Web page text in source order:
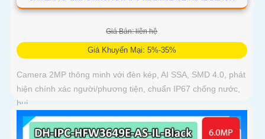
Giá Bán: liên hệ
Giá Khuyến Mại: 5%-35%
Camera 2MP thông minh với đèn kép, AI SSA, SMD 4.0, phát
hiện chính xác người/phương tiện, chuẩn IP67 chống nước,
bụi